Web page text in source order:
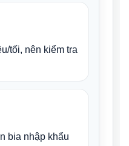
tối, nên kiểm tra
bia nhập khẩu